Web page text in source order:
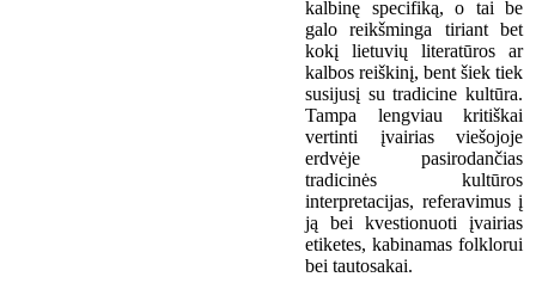
kalbinę specifiką, o tai be
galo reikšminga tiriant bet
kokį lietuvių literatūros ar
kalbos reiškinį, bent šiek tiek
susijusį su tradicine kultūra.
Tampa lengviau kritiškai
vertinti įvairias viešojoje
erdvėje pasirodančias
tradicinės kultūros
interpretacijas, referavimus į
ją bei kvestionuoti įvairias
etiketes, kabinamas folklorui
bei tautosakai.